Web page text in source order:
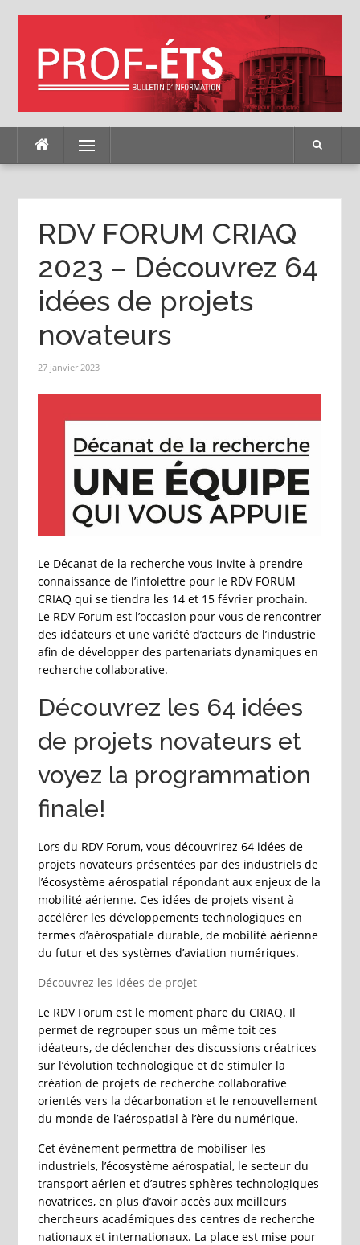
Menu
RDV FORUM CRIAQ
2023 – Découvrez 64
idées de projets
novateurs
27 janvier 2023
Le Décanat de la recherche vous invite à prendre
connaissance de l’infolettre pour le RDV FORUM
CRIAQ qui se tiendra les 14 et 15 février prochain.
Le RDV Forum est l’occasion pour vous de rencontrer
des idéateurs et une variété d’acteurs de l’industrie
afin de développer des partenariats dynamiques en
recherche collaborative.
Découvrez les 64 idées
de projets novateurs et
voyez la programmation
finale!
Lors du RDV Forum, vous découvrirez 64 idées de
projets novateurs présentées par des industriels de
l’écosystème aérospatial répondant aux enjeux de la
mobilité aérienne. Ces idées de projets visent à
accélérer les développements technologiques en
termes d’aérospatiale durable, de mobilité aérienne
du futur et des systèmes d’aviation numériques.
Découvrez les idées de projet
Le RDV Forum est le moment phare du CRIAQ. Il
permet de regrouper sous un même toit ces
idéateurs, de déclencher des discussions créatrices
sur l’évolution technologique et de stimuler la
création de projets de recherche collaborative
orientés vers la décarbonation et le renouvellement
du monde de l’aérospatial à l’ère du numérique.
Cet évènement permettra de mobiliser les
industriels, l’écosystème aérospatial, le secteur du
transport aérien et d’autres sphères technologiques
novatrices, en plus d’avoir accès aux meilleurs
chercheurs académiques des centres de recherche
nationaux et internationaux. La place est mise pour